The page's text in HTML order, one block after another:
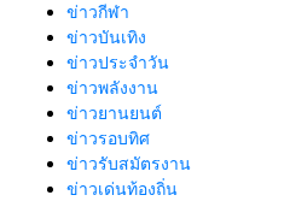
ข่าวกีฬา
ข่าวบันเทิง
ข่าวประจำวัน
ข่าวพลังงาน
ข่าวยานยนต์
ข่าวรอบทิศ
ข่าวรับสมัตรงาน
ข่าวเด่นท้องถิ่น